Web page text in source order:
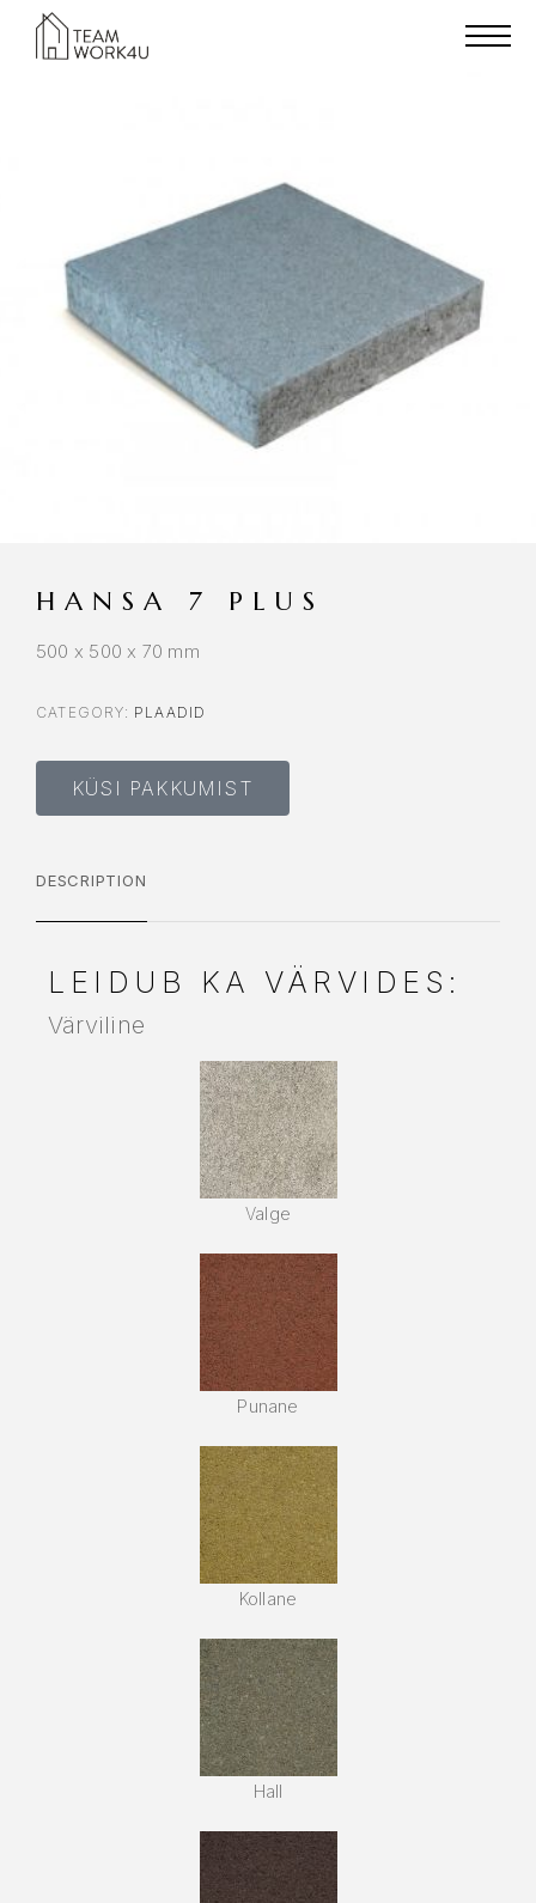
HANSA 7 PLUS
500 x 500 x 70 mm
CATEGORY: PLAADID
KÜSI PAKKUMIST
DESCRIPTION
LEIDUB KA VÄRVIDES:
Värviline
Valge
Punane
Kollane
Hall